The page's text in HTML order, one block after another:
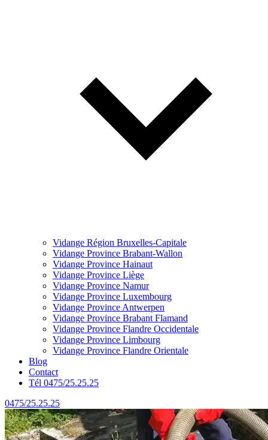
Vidange Région Bruxelles-Capitale
Vidange Province Brabant-Wallon
Vidange Province Hainaut
Vidange Province Liège
Vidange Province Namur
Vidange Province Luxembourg
Vidange Province Antwerpen
Vidange Province Brabant Flamand
Vidange Province Flandre Occidentale
Vidange Province Limbourg
Vidange Province Flandre Orientale
Blog
Contact
Tél 0475/25.25.25
0475/25.25.25